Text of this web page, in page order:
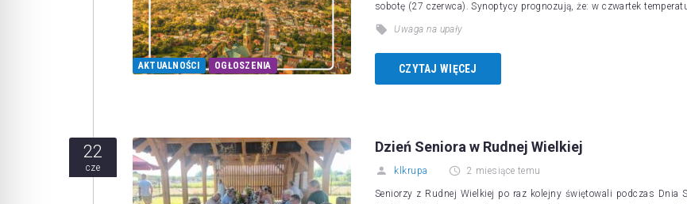
AKTUALNOŚCI OGŁOSZENIA
sobotę (27 czerwca). Synoptycy prognozują, że: w czwartek
Uwaga na upały
CZYTAJ WIĘCEJ
22
cze
Dzień Seniora w Rudnej Wielkiej
klkrupa 2 miesiące temu
Seniorzy z Rudnej Wielkiej po raz kolejny świętowali podczas Dnia